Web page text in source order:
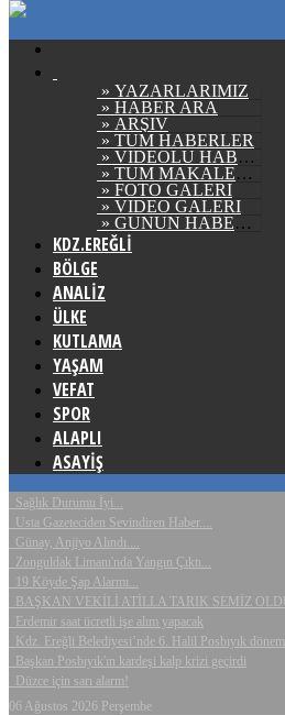
» YAZARLARIMIZ
» HABER ARA
» ARŞİV
» TÜM HABERLER
» VİDEOLU HABERLER
» TÜM MAKALELER
» FOTO GALERİ
» VİDEO GALERİ
» GÜNÜN HABERLERİ
KDZ.EREĞLİ
BÖLGE
ANALİZ
ÜLKE
KUTLAMA
YAŞAM
VEFAT
SPOR
ALAPLI
ASAYİŞ
Sağlık Durumu İyi...
Usta Gazeteciden Sevindiren Haber....
Günay, Anjiyo Alındı....
Zonguldak Limanı'nda Yangın Çıktı...
19 Köyde Şap Alarmı...
BAŞKAN VEKİLİ ATİLLA TARIK SEMİZ
Erdemir saat ücretli işe alım yapacak
Kdz. Ereğli Belediyesi’nde 6. Halil Posbıyık
Başkan Posbıyık'ın kardeşi kalp krizi geçirdi
Düzce için sarı alarm!
06 Ağustos 2026 Perşembe